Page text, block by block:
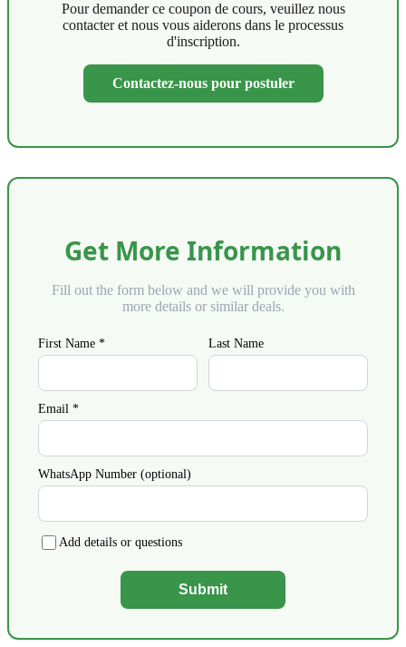
Pour demander ce coupon de cours, veuillez nous
contacter et nous vous aiderons dans le processus
d'inscription.
Contactez-nous pour postuler
Get More Information
Fill out the form below and we will provide you with
more details or similar deals.
First Name * Last Name
Email *
WhatsApp Number (optional)
Add details or questions
Submit